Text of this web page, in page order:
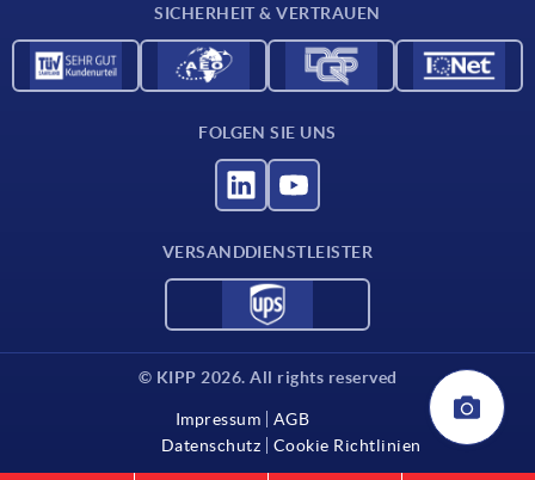
SICHERHEIT & VERTRAUEN
FOLGEN SIE UNS
VERSANDDIENSTLEISTER
© KIPP 2026. All rights reserved
Impressum
AGB
Datenschutz
Cookie Richtlinien